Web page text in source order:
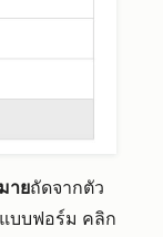
ายถัดจากตัว
บบฟอร์ม คลิก